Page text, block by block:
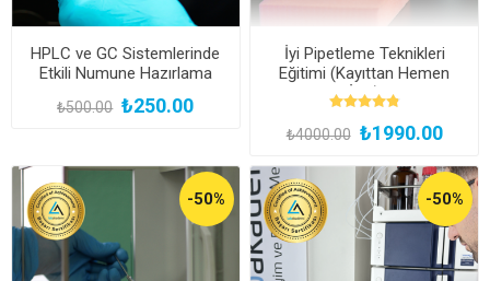
HPLC ve GC Sistemlerinde
Etkili Numune Hazırlama
₺500.00 ₺250.00
İyi Pipetleme Teknikleri
Eğitimi (Kayıttan Hemen
İzle)
₺4000.00 ₺1990.00
-50% -50%